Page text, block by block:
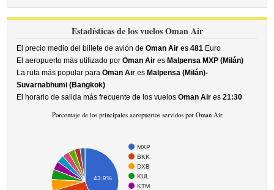
Estadísticas de los vuelos Oman Air
El precio medio del billete de avión deOman Air es481 Euro
El aeropuerto más utilizado porOman Air es Malpensa MXP (Milán)
La ruta más popular paraOman Air es Malpensa (Milán)-
Suvarnabhumi (Bangkok)
El horario de salida más frecuente de los vuelosOman Air es21:30
Porcentaje de los principales aeropuertos servidos por Oman Air
MXP
BKK
DXB
KUL
KTM
43.9%